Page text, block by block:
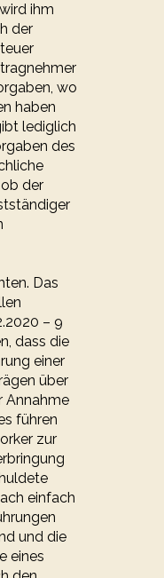
ihm
der
wo
haben
lediglich
des
der
Das
– 9
dass die
einer
über
Annahme
führen
zur
einfach
und die
eines